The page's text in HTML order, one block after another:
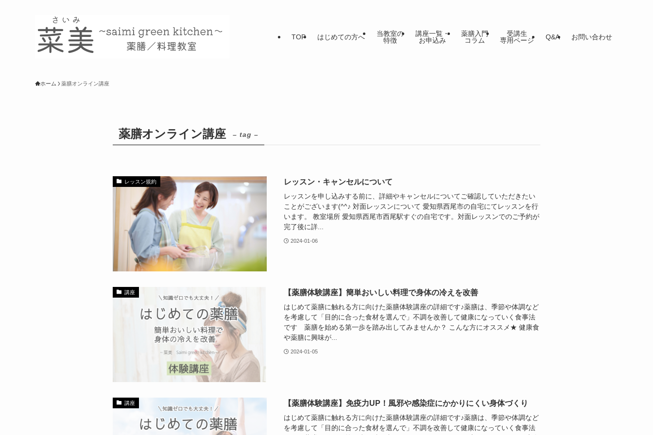
TOP はじめての方へ
当教室の
特徴
講座一覧・
お申込み
薬膳入門
コラム
受講生
専用ページ
Q&A お問い合わせ
ホーム 薬膳オンライン講座
薬膳オンライン講座 – tag –
レッスン規約 レッスン・キャンセルについて
レッスンを申し込みする前に、詳細やキャンセルについてご確認していただきたい
ことがございます(^^♪ 対面レッスンについて 愛知県西尾市の自宅にてレッスンを行
います。 教室場所 愛知県西尾市西尾駅すぐの自宅です。対面レッスンでのご予約が
完了後に詳...
2024-01-06
講座 【薬膳体験講座】簡単おいしい料理で身体の冷えを改善
はじめて薬膳に触れる方に向けた薬膳体験講座の詳細です♪薬膳は、季節や体調など
を考慮して「目的に合った食材を選んで」不調を改善して健康になっていく食事法
です 薬膳を始める第一歩を踏み出してみませんか？ こんな方にオススメ★ 健康食
や薬膳に興味が...
2024-01-05
講座 【薬膳体験講座】免疫力UP！風邪や感染症にかかりにくい身体づくり
はじめて薬膳に触れる方に向けた薬膳体験講座の詳細です♪薬膳は、季節や体調など
を考慮して「目的に合った食材を選んで」不調を改善して健康になっていく食事法